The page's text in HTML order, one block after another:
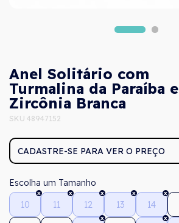
Anel Solitário com
Turmalina da Paraíba e
Zircônia Branca
SKU 48947152
CADASTRE-SE PARA VER O PREÇO
Tamanho
10
11 12 13 14